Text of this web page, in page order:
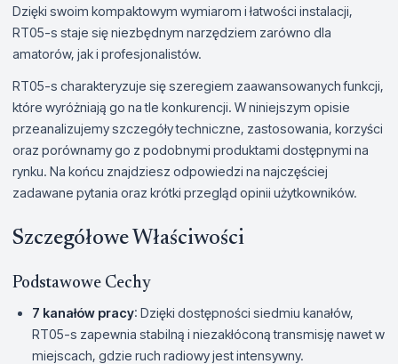
Dzięki swoim kompaktowym wymiarom i łatwości instalacji,
RT05-s staje się niezbędnym narzędziem zarówno dla
amatorów, jak i profesjonalistów.
RT05-s charakteryzuje się szeregiem zaawansowanych funkcji,
które wyróżniają go na tle konkurencji. W niniejszym opisie
przeanalizujemy szczegóły techniczne, zastosowania, korzyści
oraz porównamy go z podobnymi produktami dostępnymi na
rynku. Na końcu znajdziesz odpowiedzi na najczęściej
zadawane pytania oraz krótki przegląd opinii użytkowników.
Szczegółowe Właściwości
Podstawowe Cechy
7 kanałów pracy: Dzięki dostępności siedmiu kanałów,
RT05-s zapewnia stabilną i niezakłóconą transmisję nawet w
miejscach, gdzie ruch radiowy jest intensywny.